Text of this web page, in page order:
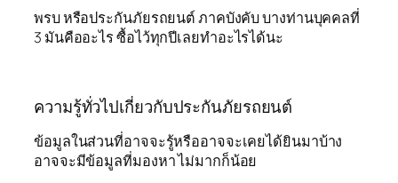
พรบ หรือประกันภัยรถยนต์ ภาคบังคับ บางท่านบุคคลที่
3 มันคืออะไร ซื้อไว้ทุกปีเลยทำอะไรได้นะ
ความรู้ทั่วไปเกี่ยวกับประกันภัยรถยนต์
ข้อมูลในส่วนที่อาจจะรู้หรืออาจจะเคยได้ยินมาบ้าง
อาจจะมีข้อมูลที่มองหา ไม่มากก็น้อย